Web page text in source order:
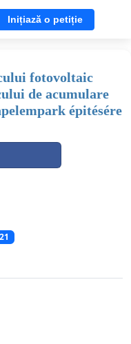
Inițiază o petiție
fotovoltaic
de acumulare
épitésére